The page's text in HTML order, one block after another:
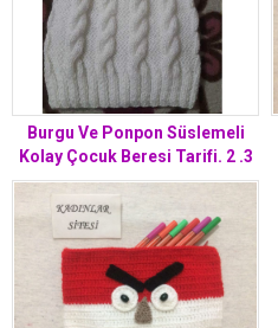
Burgu Ve Ponpon Süslemeli
Kolay Çocuk Beresi Tarifi. 2 .3
yaş